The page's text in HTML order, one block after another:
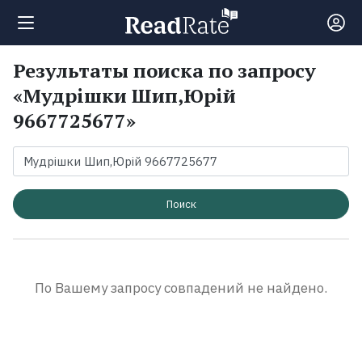
Поиск
Новости
Рейтинги
Экранизации
Результаты поиска по запросу
«Мудрішки Шип,Юрій
9667725677»
Поиск
По Вашему запросу совпадений не найдено.